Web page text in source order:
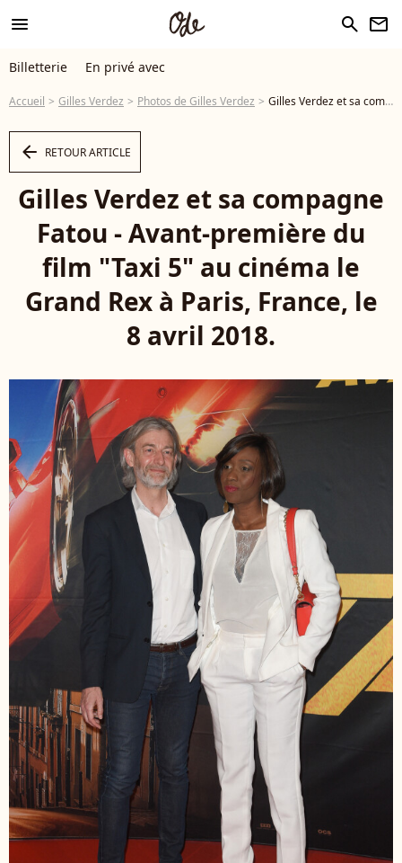
menu search newsletter
Billetterie En privé avec
Accueil Gilles Verdez Photos de Gilles Verdez Gilles Verdez et sa compagne Fatou - Avant-première du film "Taxi 5" au cinéma le Grand Rex à Paris, France, le 8 avril 2018. © Coadic Guirec/Bestimage - Photo
arrow_left RETOUR ARTICLE
Gilles Verdez et sa compagne
Fatou - Avant-première du
film "Taxi 5" au cinéma le
Grand Rex à Paris, France, le
8 avril 2018.